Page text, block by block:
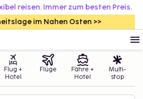
reisen. Immer zum besten Preis.
im Nahen Osten >>
Flug +
Hotel
Flüge
Fähre +
Hotel
Multi-
stop